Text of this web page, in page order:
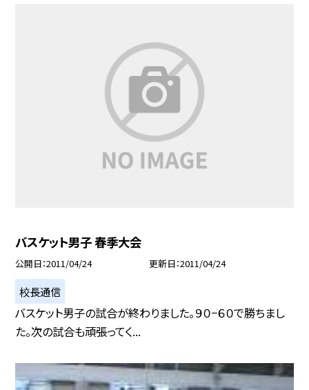
バスケット男子 春季大会
公開日 2011/04/24 更新日 2011/04/24
校長通信
バスケット男子の試合が終わりました。９０−６０で勝ちまし
た。次の試合も頑張ってく...